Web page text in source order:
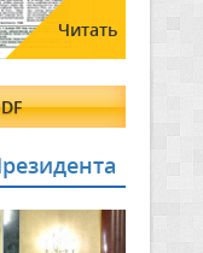
Читать